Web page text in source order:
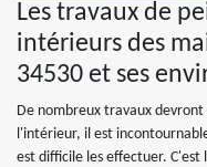
Les travaux de
intérieurs des
34530 et ses
De nombreux travaux devront
l'intérieur, il est
est difficile les effectuer.